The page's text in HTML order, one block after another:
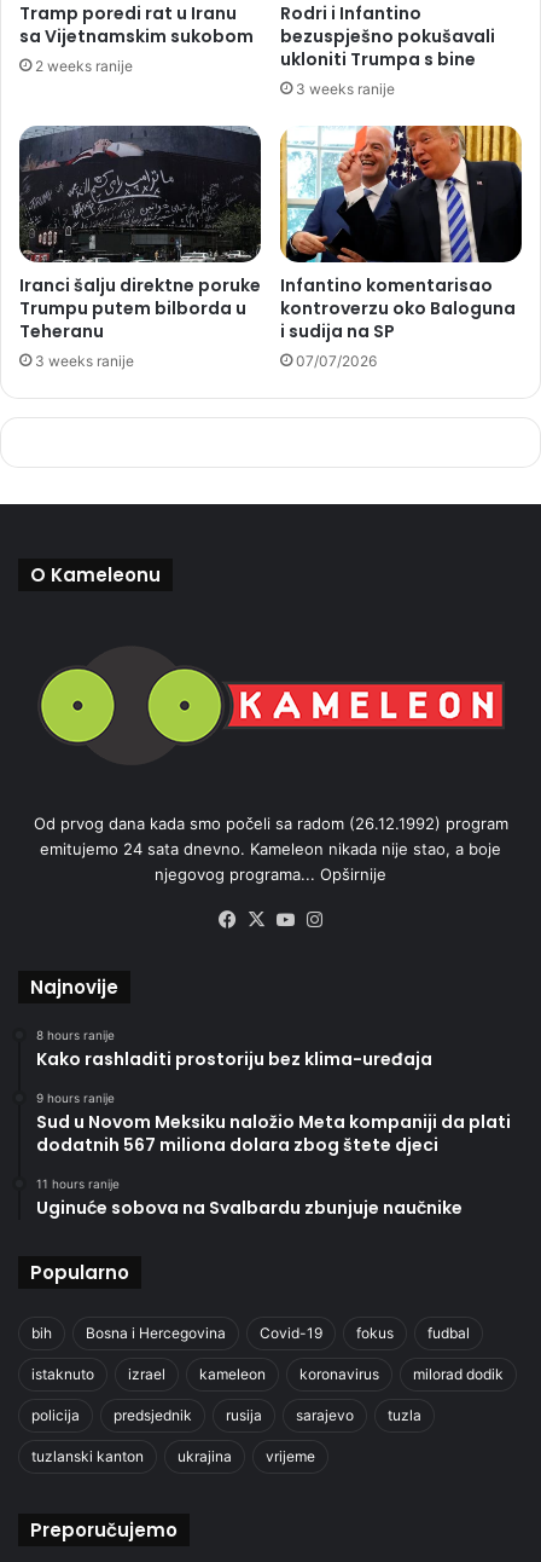
Tramp poredi rat u Iranu
sa Vijetnamskim sukobom
2 weeks ranije
Rodri i Infantino
bezuspješno pokušavali
ukloniti Trumpa s bine
3 weeks ranije
Iranci šalju direktne poruke
Trumpu putem bilborda u
Teheranu
3 weeks ranije
Infantino komentarisao
kontroverzu oko Baloguna
i sudija na SP
07/07/2026
O Kameleonu
Od prvog dana kada smo počeli sa radom (26.12.1992) program
emitujemo 24 sata dnevno. Kameleon nikada nije stao, a boje
njegovog programa... Opširnije
Facebook
X YouTube
Najnovije
8 hours ranije
Kako rashladiti prostoriju bez klima-uređaja
9 hours ranije
Sud u Novom Meksiku naložio Meta kompaniji da plati
dodatnih 567 miliona dolara zbog štete djeci
11 hours ranije
Uginuće sobova na Svalbardu zbunjuje naučnike
Popularno
bih Bosna i Hercegovina Covid-19 fokus fudbal
istaknuto izrael kameleon koronavirus milorad dodik
policija predsjednik rusija sarajevo tuzla
tuzlanski kanton ukrajina vrijeme
Preporučujemo